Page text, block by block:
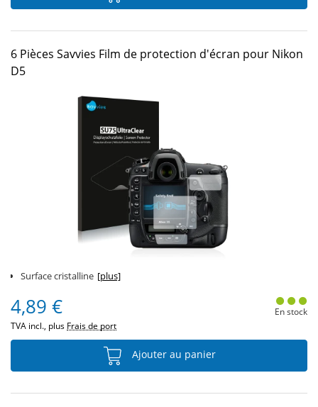
6 Pièces Savvies Film de protection d'écran pour Nikon
D5
Surface cristalline [plus]
4,89 €
TVA incl., plus Frais de port
En stock
Ajouter au panier